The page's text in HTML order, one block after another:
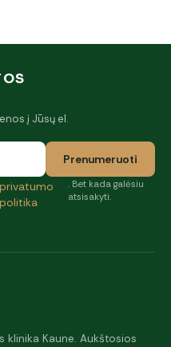
į Jūsų el.
Prenumeruoti
privatumo
politika
. Bet kada galėsiu
atsisakyti.
Kaune. Aukštosios